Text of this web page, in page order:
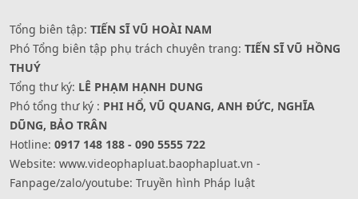
Tổng biên tập: TIẾN SĨ VŨ HOÀI NAM
Phó Tổng biên tập phụ trách chuyên trang: TIẾN SĨ VŨ HỒNG
THUÝ
Tổng thư ký: LÊ PHẠM HẠNH DUNG
Phó tổng thư ký : PHI HỔ, VŨ QUANG, ANH ĐỨC, NGHĨA
DŨNG, BẢO TRÂN
Hotline: 0917 148 188 - 090 5555 722
Website: www.videophapluat.baophapluat.vn -
Fanpage/zalo/youtube: Truyền hình Pháp luật